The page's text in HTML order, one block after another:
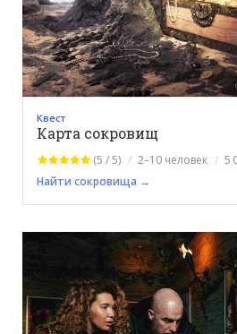
Квест
Карта сокровищ
(5 / 5) 2–10 человек
5
Найти сокровища →